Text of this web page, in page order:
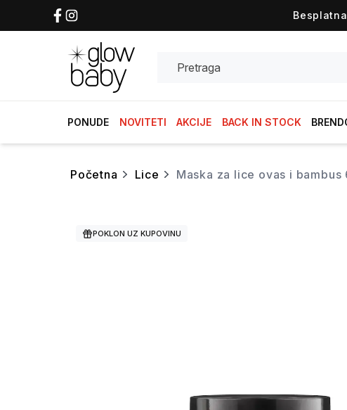
PONUDE NOVITETI AKCIJE BACK IN STOCK
početna lice maska za lice ovas i bambus
POKLON UZ KUPOVINU